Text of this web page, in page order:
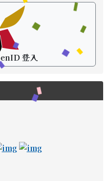
登入
\_blank
to https://adl.edu.tw/
link to https://
link to https://
_blank